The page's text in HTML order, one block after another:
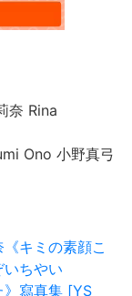
奈 Rina
Ono 小野真弓